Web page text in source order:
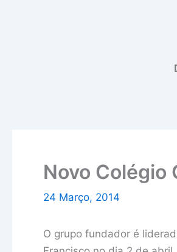
Novo Colégio
24 Março, 2014
O grupo fundador é